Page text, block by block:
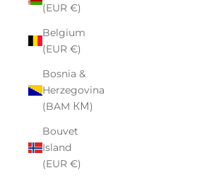
(EUR €)
Belgium
(EUR €)
Bosnia &
Herzegovina
(BAM КМ)
Bouvet
Island
(EUR €)